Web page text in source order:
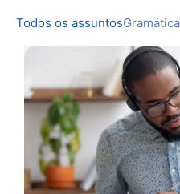
Todos os assuntosGramática